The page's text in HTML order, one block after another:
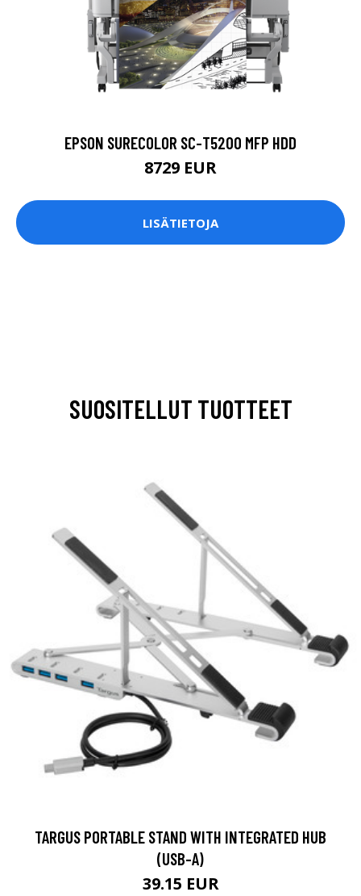
EPSON SURECOLOR SC-T5200 MFP HDD
8729 EUR
LISÄTIETOJA
SUOSITELLUT TUOTTEET
TARGUS PORTABLE STAND WITH INTEGRATED HUB
(USB-A)
39.15 EUR